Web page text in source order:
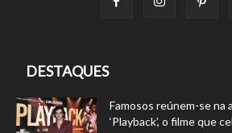
DESTAQUES
Famosos reúnem-se na
‘Playback’, o filme que